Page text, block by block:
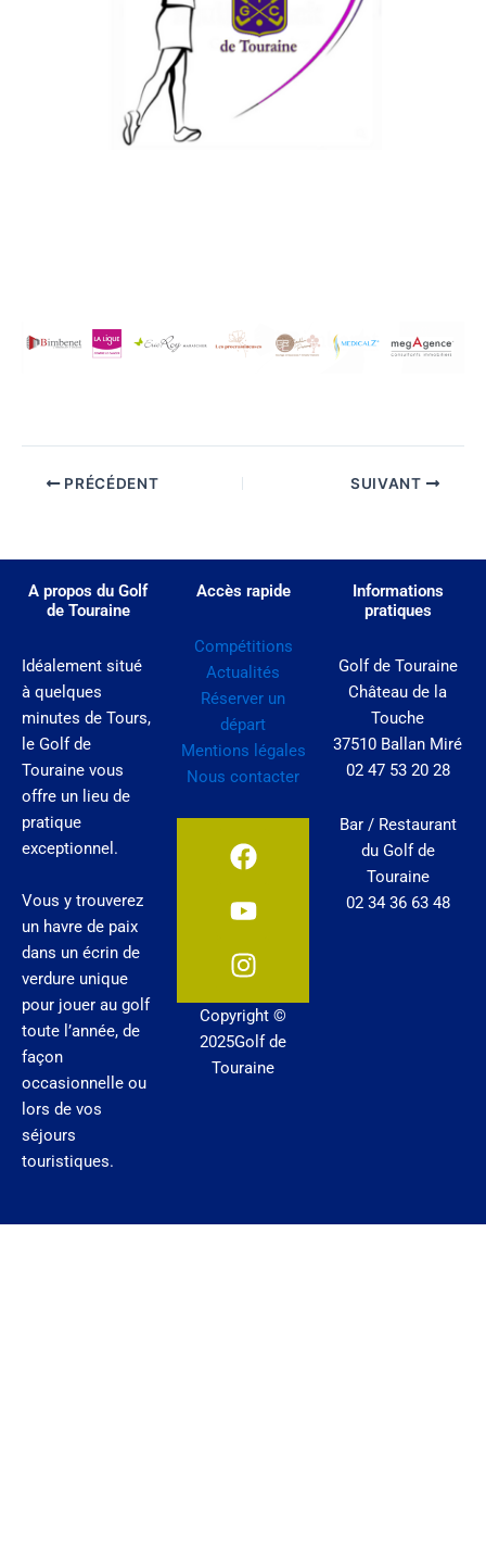
PRÉCÉDENT SUIVANT
A propos du Golf
de Touraine
Idéalement situé
à quelques
minutes de Tours,
le Golf de
Touraine vous
offre un lieu de
pratique
exceptionnel.
Vous y trouverez
un havre de paix
dans un écrin de
verdure unique
pour jouer au golf
toute l’année, de
façon
occasionnelle ou
lors de vos
séjours
touristiques.
Accès rapide
Compétitions
Actualités
Réserver un
départ
Mentions légales
Nous contacter
F
a
c
e
b
o
o
k
Y
o
u
t
u
b
e
I
n
s
t
a
g
r
a
m
Copyright ©
2025Golf de
Touraine
Informations
pratiques
Golf de Touraine
Château de la
Touche
37510 Ballan Miré
02 47 53 20 28
Bar / Restaurant
du Golf de
Touraine
02 34 36 63 48